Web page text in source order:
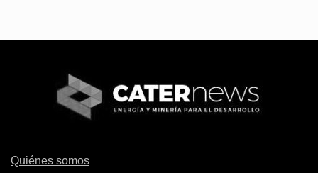
Quiénes somos